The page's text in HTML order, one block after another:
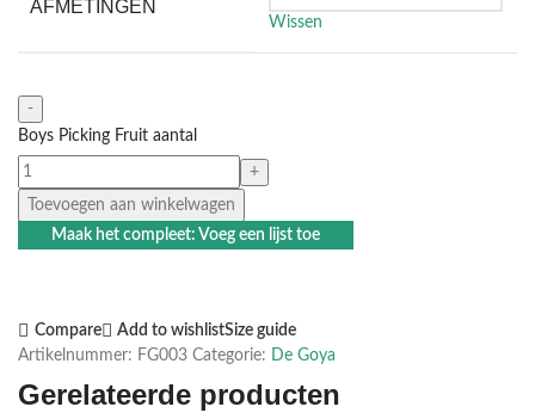
AFMETINGEN
Wissen
Boys Picking Fruit aantal
Toevoegen aan winkelwagen
Maak het compleet: Voeg een lijst toe
Compare Add to wishlistSize guide
Artikelnummer: FG003 Categorie: De Goya
Gerelateerde producten